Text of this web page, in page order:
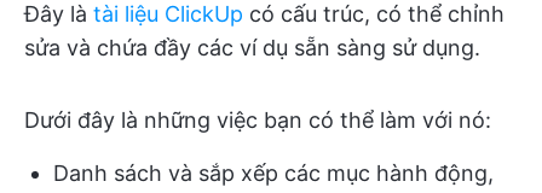
Đây là tài liệu ClickUp có cấu trúc, có thể chỉnh
sửa và chứa đầy các ví dụ sẵn sàng sử dụng.
Dưới đây là những việc bạn có thể làm với nó:
Danh sách và sắp xếp các mục hành động,